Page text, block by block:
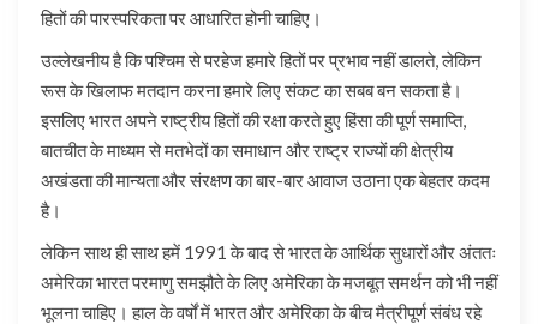
हितों की पारस्परिकता पर आधारित होनी चाहिए।
उल्लेखनीय है कि पश्चिम से परहेज हमारे हितों पर प्रभाव नहीं डालते, लेकिन
रूस के खिलाफ मतदान करना हमारे लिए संकट का सबब बन सकता है।
इसलिए भारत अपने राष्ट्रीय हितों की रक्षा करते हुए हिंसा की पूर्ण समाप्ति,
बातचीत के माध्यम से मतभेदों का समाधान और राष्ट्र राज्यों की क्षेत्रीय
अखंडता की मान्यता और संरक्षण का बार-बार आवाज उठाना एक बेहतर कदम
है।
लेकिन साथ ही साथ हमें 1991 के बाद से भारत के आर्थिक सुधारों और अंततः
अमेरिका भारत परमाणु समझौते के लिए अमेरिका के मजबूत समर्थन को भी नहीं
भूलना चाहिए। हाल के वर्षों में भारत और अमेरिका के बीच मैत्रीपूर्ण संबंध रहे